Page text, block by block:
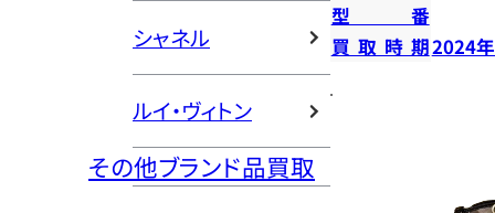
シャネル
ルイ・ヴィトン
その他ブランド品買取
型番
買取時期2024